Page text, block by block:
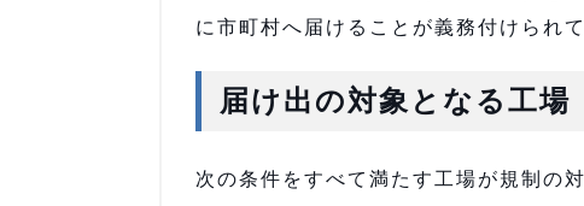
に市町村へ届けることが義務付けられて
届け出の対象となる工場
次の条件をすべて満たす工場が規制の